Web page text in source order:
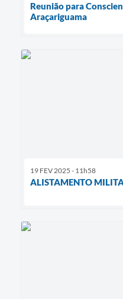
Reunião para
Araçariguama
19 FEV 2025 - 11h58
ALISTAMENTO